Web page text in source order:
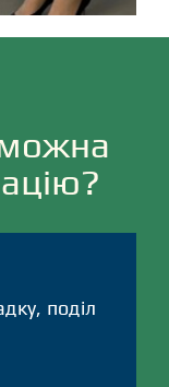
поділ